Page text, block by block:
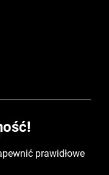
prawidłowe